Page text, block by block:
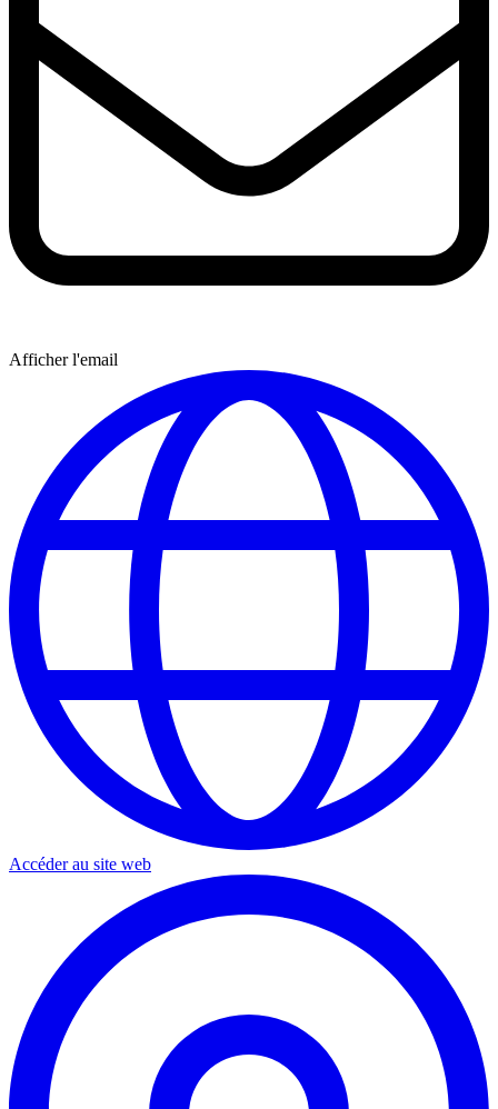
Afficher l'email
Accéder au site web